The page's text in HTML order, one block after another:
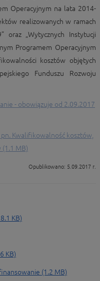
Operacyjnym na lata 2014-
realizowanych w ramach
„Wytycznych Instytucji
Programem Operacyjnym
kosztów objętych
Funduszu Rozwoju
- obowiązuje od 2.09.2017
Kwalifikowalność kosztów,
MB)
Opublikowano: 5.09.2017 r.
KB)
KB)
(1.2 MB)